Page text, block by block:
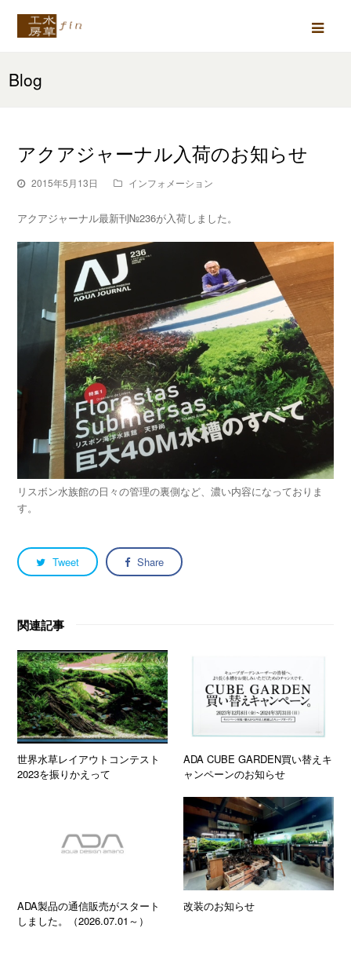
Blog
アクアジャーナル入荷のお知らせ
2015年5月13日 インフォメーション
アクアジャーナル最新刊№236が入荷しました。
リスボン水族館の日々の管理の裏側など、濃い内容になっておりま
す。
Tweet Share
関連記事
世界水草レイアウトコンテスト
2023を振りかえって
ADA CUBE GARDEN買い替えキ
ャンペーンのお知らせ
ADA製品の通信販売がスタート
しました。（2026.07.01～）
改装のお知らせ